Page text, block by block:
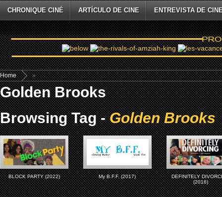
CHRONIQUE CINÉ ARTÍCULO DE CINE ENTREVISTA DE
Home »
Golden Brooks
Browsing Tag -Golden Brooks
BLOCK PARTY (2022) My B.F.F. (2017)
DEFINITELY
(2016)